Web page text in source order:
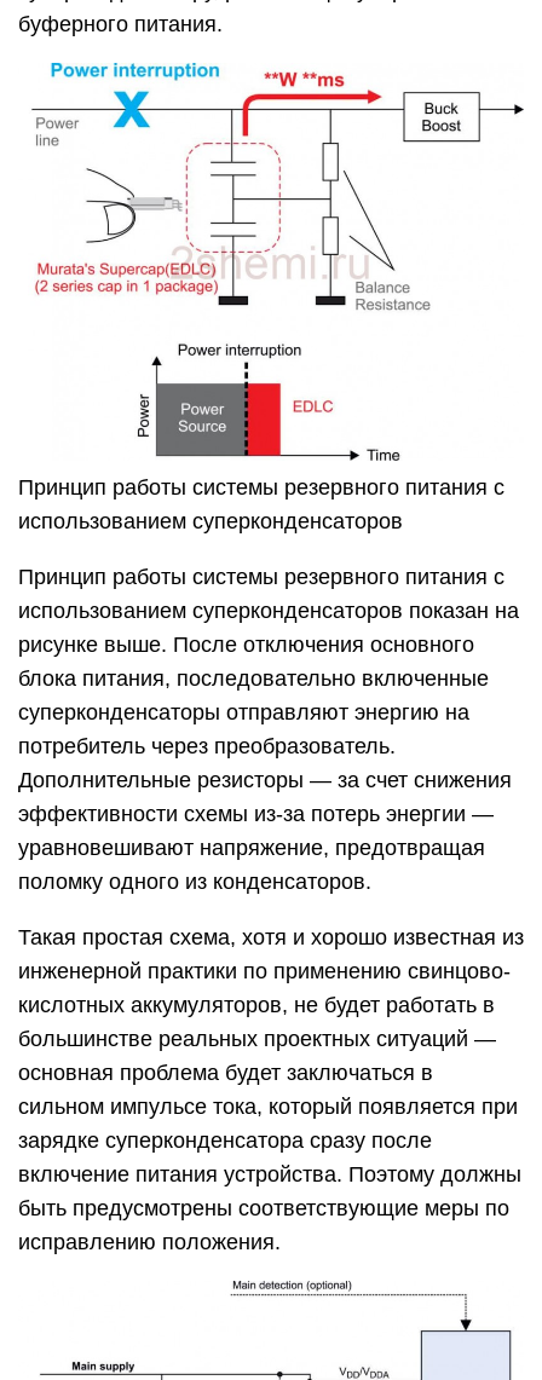
буферного питания.
Принцип работы системы резервного питания с
использованием суперконденсаторов
Принцип работы системы резервного питания с
использованием суперконденсаторов показан на
рисунке выше. После отключения основного
блока питания, последовательно включенные
суперконденсаторы отправляют энергию на
потребитель через преобразователь.
Дополнительные резисторы — за счет снижения
эффективности схемы из-за потерь энергии —
уравновешивают напряжение, предотвращая
поломку одного из конденсаторов.
Такая простая схема, хотя и хорошо известная из
инженерной практики по применению свинцово-
кислотных аккумуляторов, не будет работать в
большинстве реальных проектных ситуаций —
основная проблема будет заключаться в
сильном импульсе тока, который появляется при
зарядке суперконденсатора сразу после
включение питания устройства. Поэтому должны
быть предусмотрены соответствующие меры по
исправлению положения.